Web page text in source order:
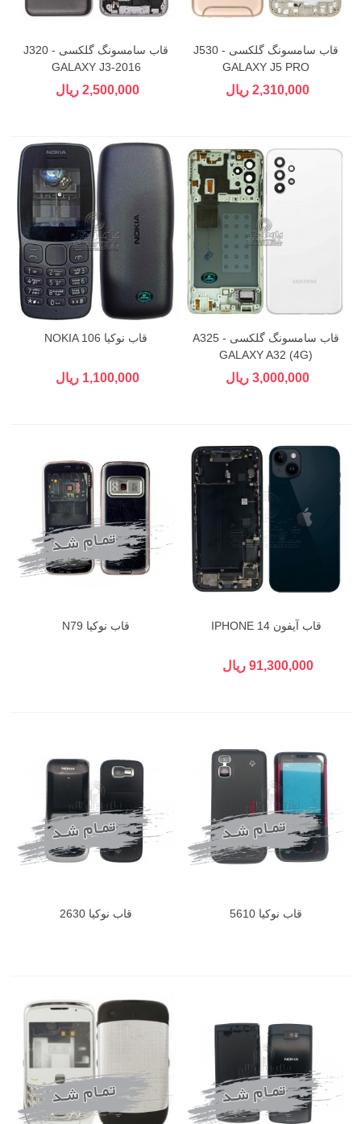
قاب سامسونگ گلکسی J530 -
GALAXY J5 PRO
2,310,000 ریال
قاب سامسونگ گلکسی J320 -
GALAXY J3-2016
2,500,000 ریال
قاب سامسونگ گلکسی A325 -
GALAXY A32 (4G)
3,000,000 ریال
قاب نوکیا NOKIA 106
1,100,000 ریال
قاب آیفون IPHONE 14
91,300,000 ریال
قاب نوکیا N79
قاب نوکیا 5610 قاب نوکیا 2630